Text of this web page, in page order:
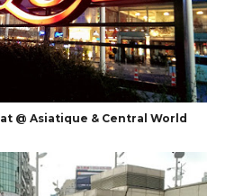
@ Asiatique & Central World